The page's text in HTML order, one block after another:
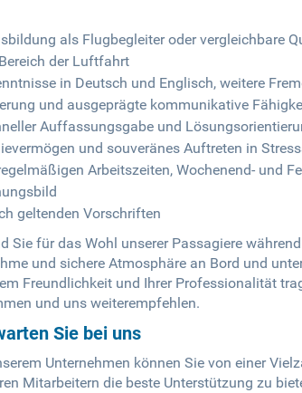
als Flugbegleiter oder vergleichbare
der Luftfahrt
in Deutsch und Englisch, weitere
und ausgeprägte kommunikative
Auffassungsgabe und
und souveränes Auftreten in
Arbeitszeiten, Wochenend- und
geltenden Vorschriften
Sie für das Wohl unserer Passagiere
und sichere Atmosphäre an Bord und
Freundlichkeit und Ihrer Professionalität
und uns weiterempfehlen.
Sie bei uns
Unternehmen können Sie von einer
Mitarbeitern die beste Unterstützung zu